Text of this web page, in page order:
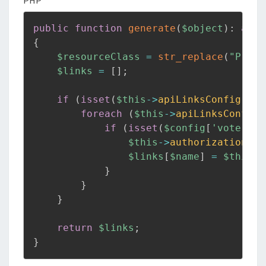
public function generate ( $object ) :
{
$resourceClass
= str_replace (
$links
= [ ] ;
if ( isset ( $this ->apiLinksConfig
foreach
( $this ->apiLinksConfig
if
( isset ( $config [
$this ->
$links [ $name] = $this
}
}
}
return $links ;
}